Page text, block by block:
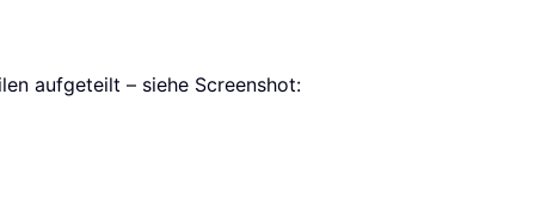
aufgeteilt – siehe Screenshot: